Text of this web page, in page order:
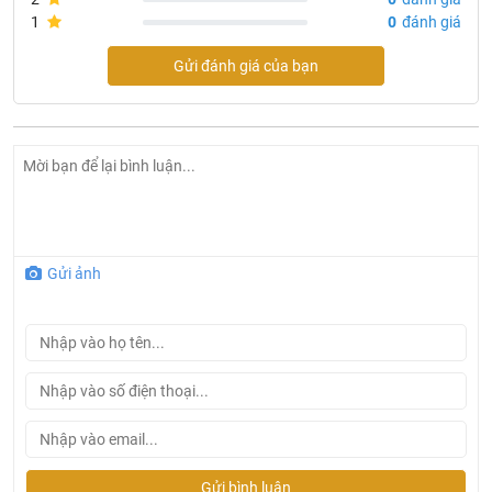
Đèn gỗ ốp tường Sunny OT12
Đặc điểm nổi bật đèn gỗ ốp tường Sunny OT12
Chất liệu gỗ sồi cao cấp: Gỗ sồi được lựa chọn kỹ càng
1
0 đánh giá
Gửi đánh giá của bạn
Gửi ảnh
Gửi bình luận